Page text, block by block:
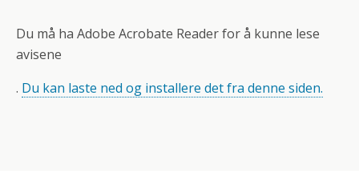
Du må ha Adobe Acrobate Reader for å kunne lese
avisene
. Du kan laste ned og installere det fra denne siden.